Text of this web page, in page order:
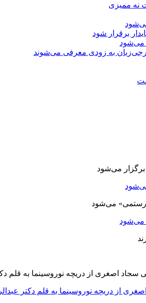
نه ممیزی
برقرار شود
می‌شود
به زودی معرفی می‌شوند
می‌شود
از دریچه نوروسینما به قلم دکتر